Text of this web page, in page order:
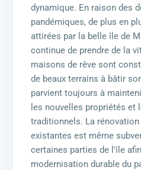
dynamique. En raison des
pandémiques, de plus en
attirées par la belle île de
continue de prendre de la
maisons de rêve sont
de beaux terrains à bâtir
parvient toujours à
les nouvelles propriétés et
traditionnels. La
existantes est même
certaines parties de l'île
modernisation durable du